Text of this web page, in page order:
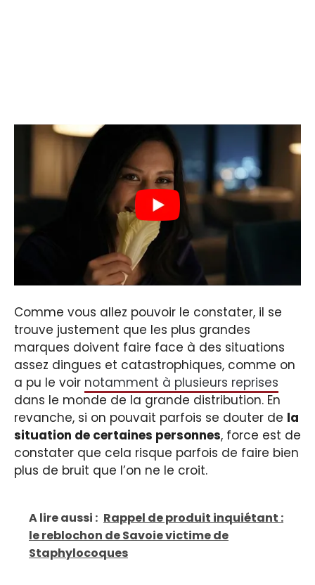
Comme vous allez pouvoir le constater, il se
trouve justement que les plus grandes
marques doivent faire face à des situations
assez dingues et catastrophiques, comme on
a pu le voir notamment à plusieurs reprises
dans le monde de la grande distribution. En
revanche, si on pouvait parfois se douter de la
situation de certaines personnes, force est de
constater que cela risque parfois de faire bien
plus de bruit que l’on ne le croit.
A lire aussi : Rappel de produit inquiétant :
le reblochon de Savoie victime de
Staphylocoques